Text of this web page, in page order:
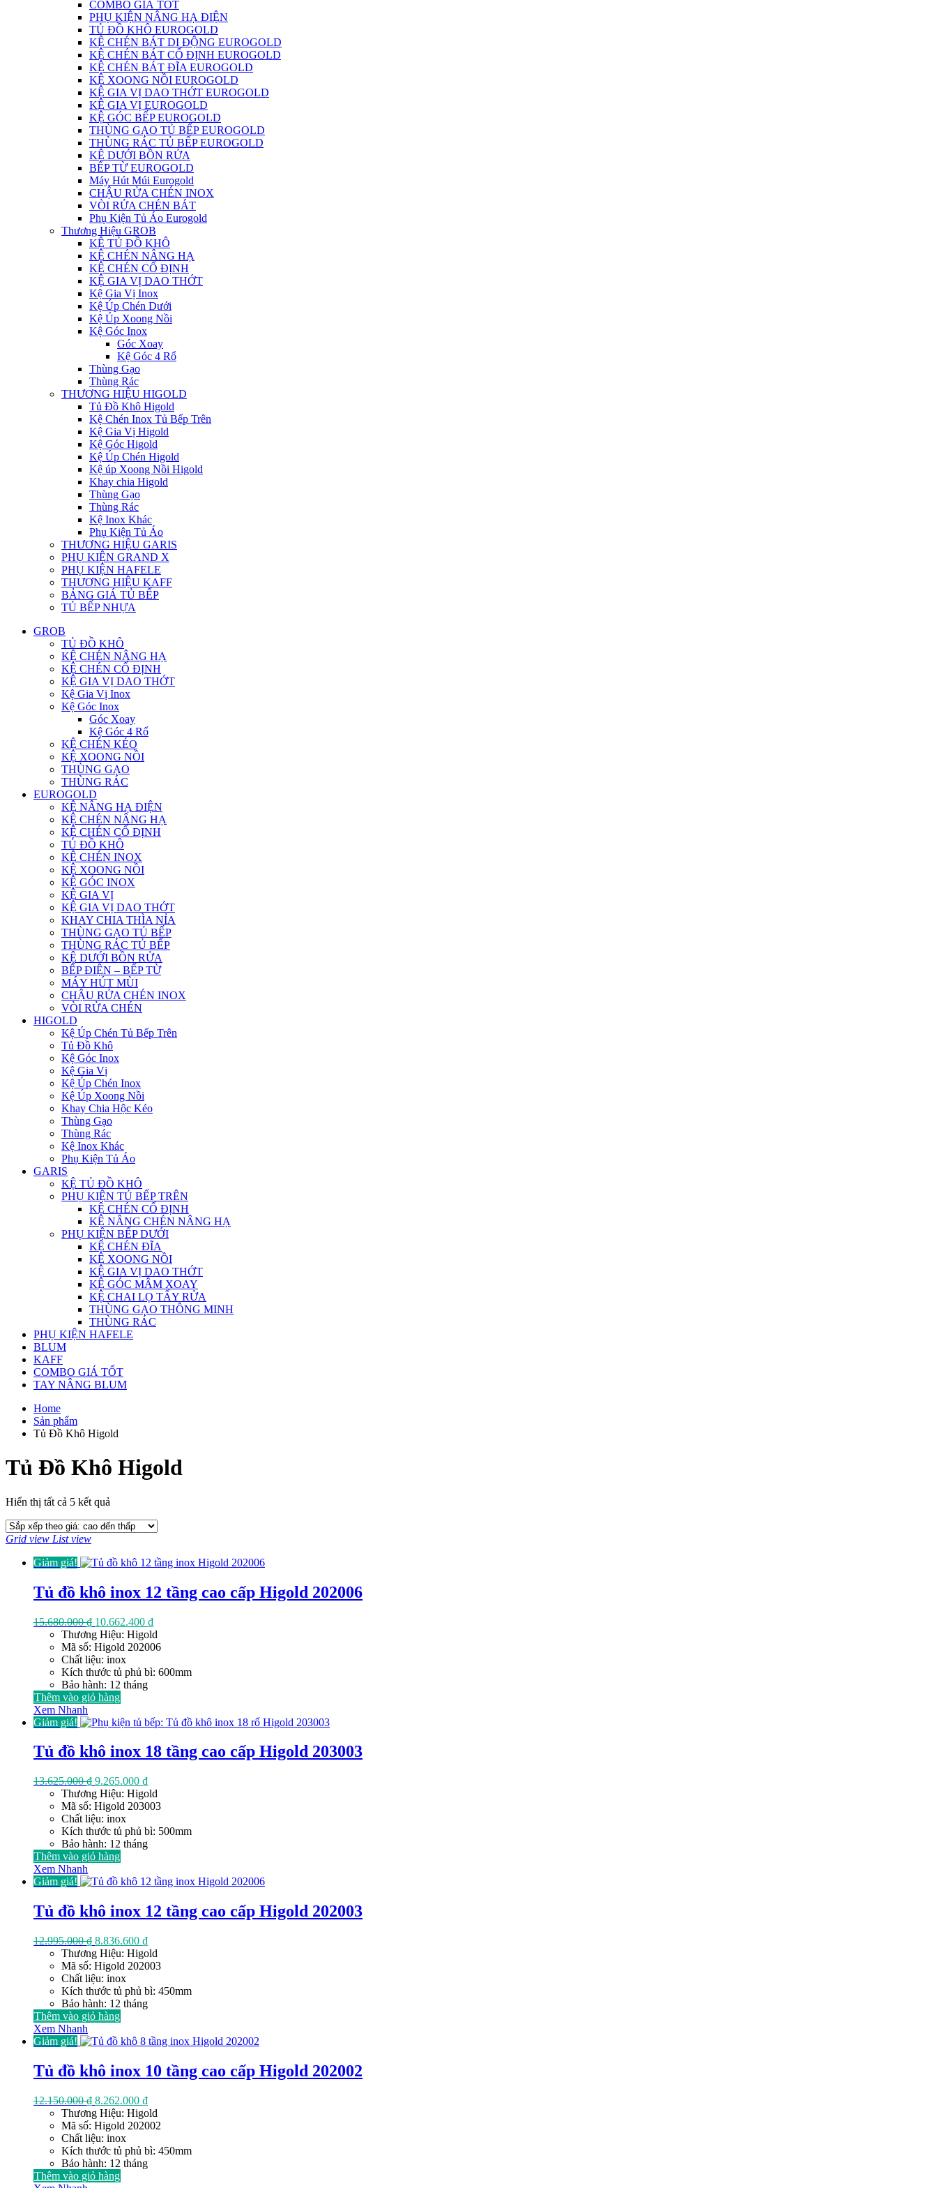
COMBO GIÁ TỐT
PHỤ KIỆN NÂNG HẠ ĐIỆN
TỦ ĐỒ KHÔ EUROGOLD
KỆ CHÉN BÁT DI ĐỘNG EUROGOLD
KỆ CHÉN BÁT CỐ ĐỊNH EUROGOLD
KỆ CHÉN BÁT ĐĨA EUROGOLD
KỆ XOONG NỒI EUROGOLD
KỆ GIA VỊ DAO THỚT EUROGOLD
KỆ GIA VỊ EUROGOLD
KỆ GÓC BẾP EUROGOLD
THÙNG GẠO TỦ BẾP EUROGOLD
THÙNG RÁC TỦ BẾP EUROGOLD
KỆ DƯỚI BỒN RỬA
BẾP TỪ EUROGOLD
Máy Hút Múi Eurogold
CHẬU RỬA CHÉN INOX
VÒI RỬA CHÉN BÁT
Phụ Kiện Tủ Áo Eurogold
Thương Hiệu GROB
KỆ TỦ ĐỒ KHÔ
KỆ CHÉN NÂNG HẠ
KỆ CHÉN CỐ ĐỊNH
KỆ GIA VỊ DAO THỚT
Kệ Gia Vị Inox
Kệ Úp Chén Dưới
Kệ Úp Xoong Nồi
Kệ Góc Inox
Góc Xoay
Kệ Góc 4 Rổ
Thùng Gạo
Thùng Rác
THƯƠNG HIỆU HIGOLD
Tủ Đồ Khô Higold
Kệ Chén Inox Tủ Bếp Trên
Kệ Gia Vị Higold
Kệ Góc Higold
Kệ Úp Chén Higold
Kệ úp Xoong Nồi Higold
Khay chia Higold
Thùng Gạo
Thùng Rác
Kệ Inox Khác
Phụ Kiện Tủ Áo
THƯƠNG HIỆU GARIS
PHỤ KIỆN GRAND X
PHỤ KIỆN HAFELE
THƯƠNG HIỆU KAFF
BẢNG GIÁ TỦ BẾP
TỦ BẾP NHỰA
GROB
TỦ ĐỒ KHÔ
KỆ CHÉN NÂNG HẠ
KỆ CHÉN CỐ ĐỊNH
KỆ GIA VỊ DAO THỚT
Kệ Gia Vị Inox
Kệ Góc Inox
Góc Xoay
Kệ Góc 4 Rổ
KỆ CHÉN KÉO
KỆ XOONG NỒI
THÙNG GẠO
THÙNG RÁC
EUROGOLD
KỆ NÂNG HẠ ĐIỆN
KỆ CHÉN NÂNG HẠ
KỆ CHÉN CỐ ĐỊNH
TỦ ĐỒ KHÔ
KỆ CHÉN INOX
KỆ XOONG NỒI
KỆ GÓC INOX
KỆ GIA VỊ
KỆ GIA VỊ DAO THỚT
KHAY CHIA THÌA NỈA
THÙNG GẠO TỦ BẾP
THÙNG RÁC TỦ BẾP
KỆ DƯỚI BỒN RỬA
BẾP ĐIỆN – BẾP TỪ
MÁY HÚT MÙI
CHẬU RỬA CHÉN INOX
VÒI RỬA CHÉN
HIGOLD
Kệ Úp Chén Tủ Bếp Trên
Tủ Đồ Khô
Kệ Góc Inox
Kệ Gia Vị
Kệ Úp Chén Inox
Kệ Úp Xoong Nồi
Khay Chia Hộc Kéo
Thùng Gạo
Thùng Rác
Kệ Inox Khác
Phụ Kiện Tủ Áo
GARIS
KỆ TỦ ĐỒ KHÔ
PHỤ KIỆN TỦ BẾP TRÊN
KỆ CHÉN CỐ ĐỊNH
KỆ NÂNG CHÉN NÂNG HẠ
PHỤ KIỆN BẾP DƯỚI
KỆ CHÉN ĐĨA
KỆ XOONG NỒI
KỆ GIA VỊ DAO THỚT
KỆ GÓC MÂM XOAY
KỆ CHAI LỌ TẨY RỬA
THÙNG GẠO THÔNG MINH
THÙNG RÁC
PHỤ KIỆN HAFELE
BLUM
KAFF
COMBO GIÁ TỐT
TAY NÂNG BLUM
Home
Sản phẩm
Tủ Đồ Khô Higold
Tủ Đồ Khô Higold
Hiển thị tất cả 5 kết quả
xếp
cao
thấp
Grid view List view
Giảm giá!
Tủ đồ khô inox 12 tầng cao cấp Higold 202006
15.680.000₫ Giá
gốc
là:
15.680.000 ₫.
10.662.400 ₫Giá
hiện
tại
10.662.400 ₫.
Thương Hiệu: Higold
Mã số: Higold 202006
Chất liệu: inox
Kích thước tủ phủ bì: 600mm
Bảo hành: 12 tháng
Thêm vào giỏ hàng
Xem Nhanh
Giảm giá!
Tủ đồ khô inox 18 tầng cao cấp Higold 203003
13.625.000₫ Giá
gốc
là:
13.625.000 ₫.
9.265.000 ₫Giá
hiện
tại
9.265.000 ₫.
Thương Hiệu: Higold
Mã số: Higold 203003
Chất liệu: inox
Kích thước tủ phủ bì: 500mm
Bảo hành: 12 tháng
Thêm vào giỏ hàng
Xem Nhanh
Giảm giá!
Tủ đồ khô inox 12 tầng cao cấp Higold 202003
12.995.000₫ Giá
gốc
là:
12.995.000 ₫.
8.836.600 ₫Giá
hiện
tại
8.836.600 ₫.
Thương Hiệu: Higold
Mã số: Higold 202003
Chất liệu: inox
Kích thước tủ phủ bì: 450mm
Bảo hành: 12 tháng
Thêm vào giỏ hàng
Xem Nhanh
Giảm giá!
Tủ đồ khô inox 10 tầng cao cấp Higold 202002
12.150.000₫ Giá
gốc
là:
12.150.000 ₫.
8.262.000 ₫Giá
hiện
tại
8.262.000 ₫.
Thương Hiệu: Higold
Mã số: Higold 202002
Chất liệu: inox
Kích thước tủ phủ bì: 450mm
Bảo hành: 12 tháng
Thêm vào giỏ hàng